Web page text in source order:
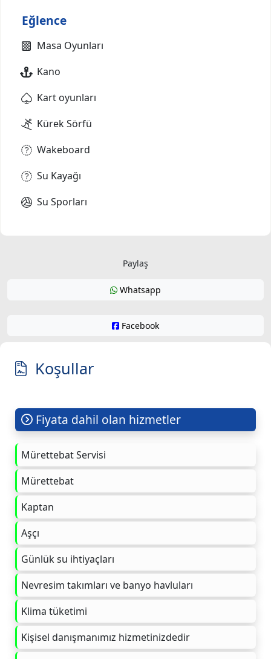
Eğlence
Masa Oyunları
Kano
Kart oyunları
Kürek Sörfü
Wakeboard
Su Kayağı
Su Sporları
Paylaş
Whatsapp
Facebook
Koşullar
Fiyata dahil olan hizmetler
Mürettebat Servisi
Mürettebat
Kaptan
Aşçı
Günlük su ihtiyaçları
Nevresim takımları ve banyo havluları
Klima tüketimi
Kişisel danışmanımız hizmetinizdedir